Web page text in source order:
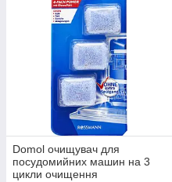
Domol очищувач для
посудомийних машин на 3
цикли очищення